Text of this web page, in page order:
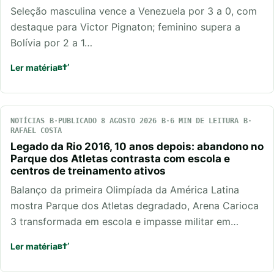
Seleção masculina vence a Venezuela por 3 a 0, com
destaque para Victor Pignaton; feminino supera a
Bolívia por 2 a 1…
Ler matéria
NOTÍCIAS PUBLICADO 8 AGOSTO 2026
6 MIN DE LEITURA
RAFAEL COSTA
Legado da Rio 2016, 10 anos depois: abandono no
Parque dos Atletas contrasta com escola e
centros de treinamento ativos
Balanço da primeira Olimpíada da América Latina
mostra Parque dos Atletas degradado, Arena Carioca
3 transformada em escola e impasse militar em…
Ler matéria